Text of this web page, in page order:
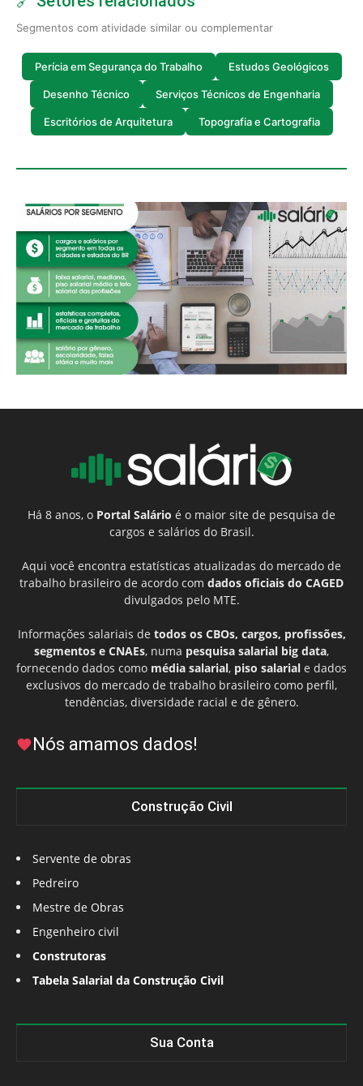
Segmentos com atividade similar ou complementar
Perícia em Segurança do Trabalho Estudos Geológicos
Desenho Técnico Serviços Técnicos de Engenharia
Escritórios de Arquitetura Topografia e Cartografia
Há 8 anos, o Portal Salário é o maior site de pesquisa de
cargos e salários do Brasil.
Aqui você encontra estatísticas atualizadas do mercado de
trabalho brasileiro de acordo com dados oficiais do CAGED
divulgados pelo MTE.
Informações salariais de todos os CBOs, cargos, profissões,
segmentos e CNAEs, numa pesquisa salarial big data,
fornecendo dados como média salarial, piso salarial e dados
exclusivos do mercado de trabalho brasileiro como perfil,
tendências, diversidade racial e de gênero.
Nós amamos dados!
Construção Civil
Servente de obras
Pedreiro
Mestre de Obras
Engenheiro civil
Construtoras
Tabela Salarial da Construção Civil
Sua Conta